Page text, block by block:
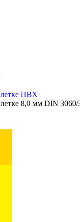
ПВХ
8,0 мм DIN 3060/